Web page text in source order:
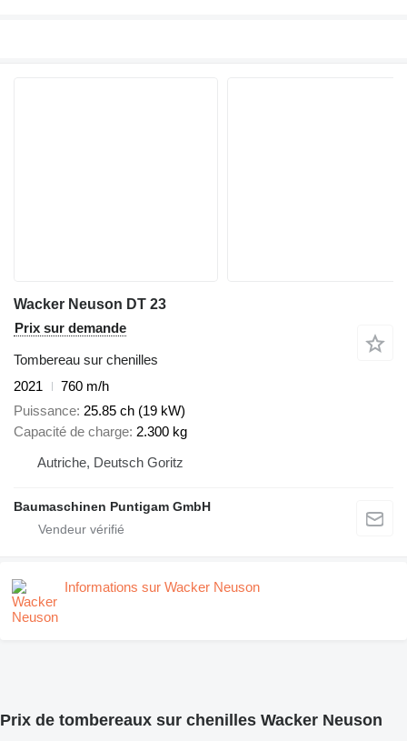
Wacker Neuson DT 23
Prix sur demande
Tombereau sur chenilles
2021
760 m/h
Puissance 25.85 ch (19 kW)
Capacité de charge 2.300 kg
Autriche, Deutsch Goritz
Baumaschinen Puntigam GmbH
Informations sur Wacker Neuson
Prix de tombereaux sur chenilles Wacker Neuson